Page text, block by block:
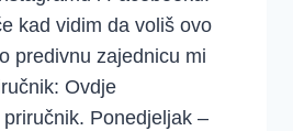
kad vidim da voliš ovo
predivnu zajednicu mi
Ovdje
Ponedjeljak –